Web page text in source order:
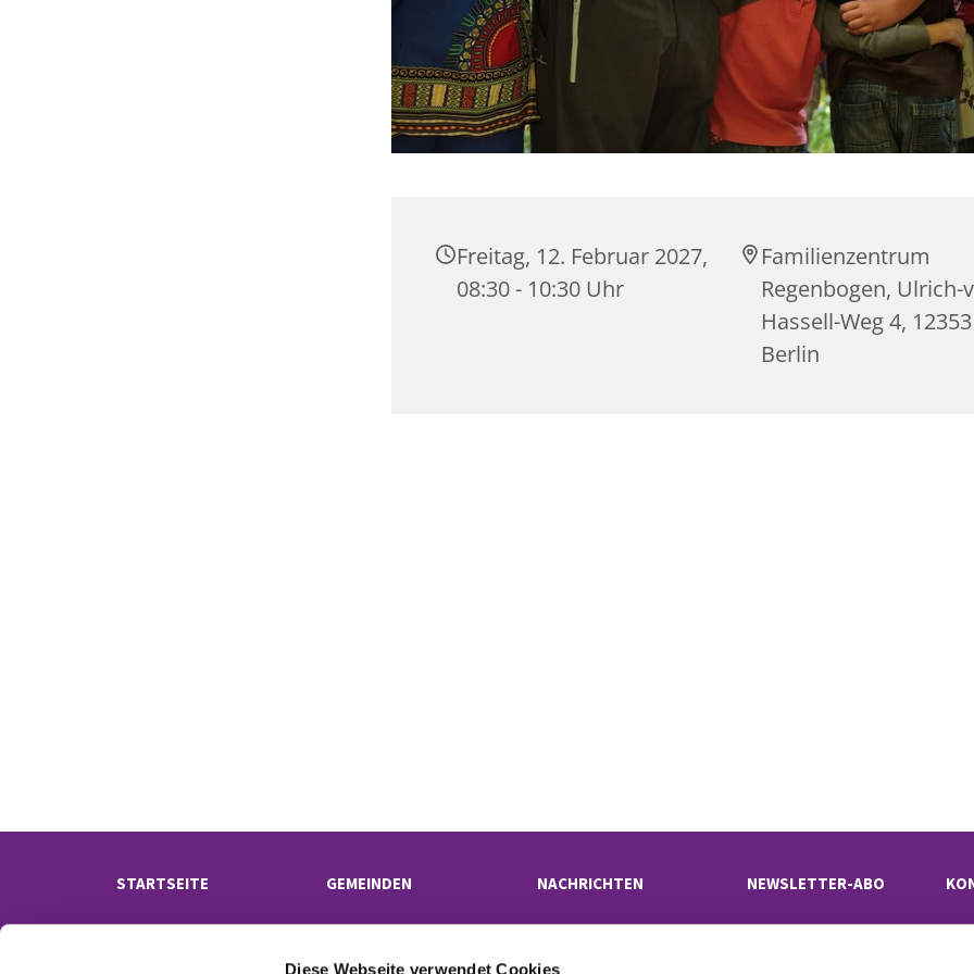
Diese Webseite verwendet Cookies
Freitag, 12. Februar 2027,
08:30 - 10:30 Uhr
Familienzentrum
Regenbogen, Ulrich-
Hassell-Weg 4, 12353
Berlin
STARTSEITE GEMEINDEN NACHRICHTEN NEWSLETTER-ABO